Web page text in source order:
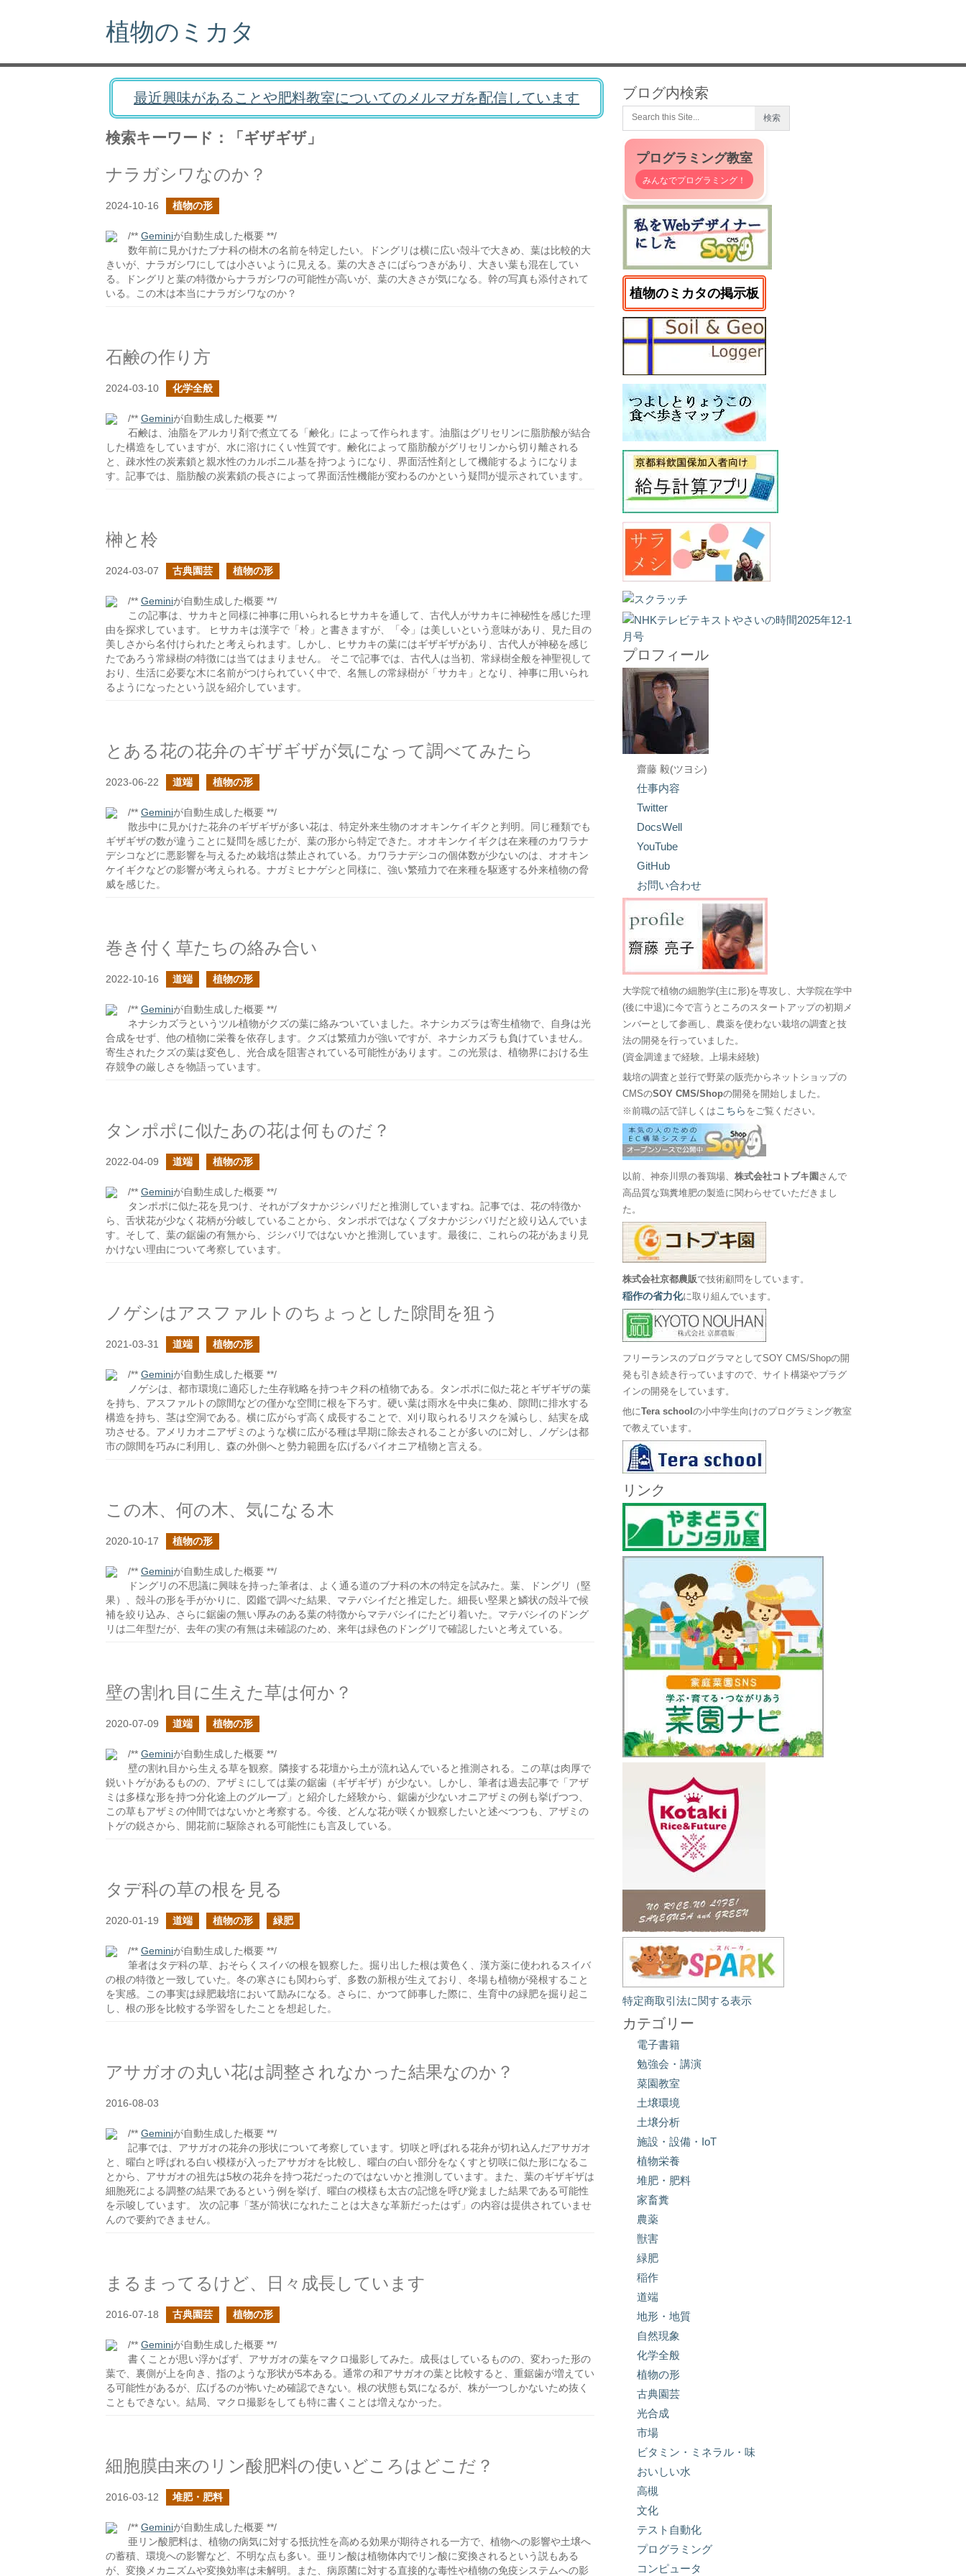
植物のミカタ
最近興味があることや肥料教室についてのメルマガを配信しています
検索キーワード：「ギザギザ」
ナラガシワなのか？
2024-10-16 植物の形
/** Geminiが自動生成した概要 **/
数年前に見かけたブナ科の樹木の名前を特定したい。ドングリは横に広い殻斗で大きめ、葉は比較的大
きいが、ナラガシワにしては小さいように見える。葉の大きさにばらつきがあり、大きい葉も混在してい
る。ドングリと葉の特徴からナラガシワの可能性が高いが、葉の大きさが気になる。幹の写真も添付されて
いる。この木は本当にナラガシワなのか？
石鹸の作り方
2024-03-10 化学全般
/** Geminiが自動生成した概要 **/
石鹸は、油脂をアルカリ剤で煮立てる「鹸化」によって作られます。油脂はグリセリンに脂肪酸が結合
した構造をしていますが、水に溶けにくい性質です。鹸化によって脂肪酸がグリセリンから切り離される
と、疎水性の炭素鎖と親水性のカルボニル基を持つようになり、界面活性剤として機能するようになりま
す。記事では、脂肪酸の炭素鎖の長さによって界面活性機能が変わるのかという疑問が提示されています。
榊と柃
2024-03-07 古典園芸 植物の形
/** Geminiが自動生成した概要 **/
この記事は、サカキと同様に神事に用いられるヒサカキを通して、古代人がサカキに神秘性を感じた理
由を探求しています。 ヒサカキは漢字で「柃」と書きますが、「令」は美しいという意味があり、見た目の
美しさから名付けられたと考えられます。しかし、ヒサカキの葉にはギザギザがあり、古代人が神秘を感じ
たであろう常緑樹の特徴には当てはまりません。 そこで記事では、古代人は当初、常緑樹全般を神聖視して
おり、生活に必要な木に名前がつけられていく中で、名無しの常緑樹が「サカキ」となり、神事に用いられ
るようになったという説を紹介しています。
とある花の花弁のギザギザが気になって調べてみたら
2023-06-22 道端 植物の形
/** Geminiが自動生成した概要 **/
散歩中に見かけた花弁のギザギザが多い花は、特定外来生物のオオキンケイギクと判明。同じ種類でも
ギザギザの数が違うことに疑問を感じたが、葉の形から特定できた。オオキンケイギクは在来種のカワラナ
デシコなどに悪影響を与えるため栽培は禁止されている。カワラナデシコの個体数が少ないのは、オオキン
ケイギクなどの影響が考えられる。ナガミヒナゲシと同様に、強い繁殖力で在来種を駆逐する外来植物の脅
威を感じた。
巻き付く草たちの絡み合い
2022-10-16 道端 植物の形
/** Geminiが自動生成した概要 **/
ネナシカズラというツル植物がクズの葉に絡みついていました。ネナシカズラは寄生植物で、自身は光
合成をせず、他の植物に栄養を依存します。クズは繁殖力が強いですが、ネナシカズラも負けていません。
寄生されたクズの葉は変色し、光合成を阻害されている可能性があります。この光景は、植物界における生
存競争の厳しさを物語っています。
タンポポに似たあの花は何ものだ？
2022-04-09 道端 植物の形
/** Geminiが自動生成した概要 **/
タンポポに似た花を見つけ、それがブタナかジシバリだと推測していますね。記事では、花の特徴か
ら、舌状花が少なく花柄が分岐していることから、タンポポではなくブタナかジシバリだと絞り込んでいま
す。そして、葉の鋸歯の有無から、ジシバリではないかと推測しています。最後に、これらの花があまり見
かけない理由について考察しています。
ノゲシはアスファルトのちょっとした隙間を狙う
2021-03-31 道端 植物の形
/** Geminiが自動生成した概要 **/
ノゲシは、都市環境に適応した生存戦略を持つキク科の植物である。タンポポに似た花とギザギザの葉
を持ち、アスファルトの隙間などの僅かな空間に根を下ろす。硬い葉は雨水を中央に集め、隙間に排水する
構造を持ち、茎は空洞である。横に広がらず高く成長することで、刈り取られるリスクを減らし、結実を成
功させる。アメリカオニアザミのような横に広がる種は早期に除去されることが多いのに対し、ノゲシは都
市の隙間を巧みに利用し、森の外側へと勢力範囲を広げるパイオニア植物と言える。
この木、何の木、気になる木
2020-10-17 植物の形
/** Geminiが自動生成した概要 **/
ドングリの不思議に興味を持った筆者は、よく通る道のブナ科の木の特定を試みた。葉、ドングリ（堅
果）、殻斗の形を手がかりに、図鑑で調べた結果、マテバシイだと推定した。細長い堅果と鱗状の殻斗で候
補を絞り込み、さらに鋸歯の無い厚みのある葉の特徴からマテバシイにたどり着いた。マテバシイのドング
リは二年型だが、去年の実の有無は未確認のため、来年は緑色のドングリで確認したいと考えている。
壁の割れ目に生えた草は何か？
2020-07-09 道端 植物の形
/** Geminiが自動生成した概要 **/
壁の割れ目から生える草を観察。隣接する花壇から土が流れ込んでいると推測される。この草は肉厚で
鋭いトゲがあるものの、アザミにしては葉の鋸歯（ギザギザ）が少ない。しかし、筆者は過去記事で「アザ
ミは多様な形を持つ分化途上のグループ」と紹介した経験から、鋸歯が少ないオニアザミの例も挙げつつ、
この草もアザミの仲間ではないかと考察する。今後、どんな花が咲くか観察したいと述べつつも、アザミの
トゲの鋭さから、開花前に駆除される可能性にも言及している。
タデ科の草の根を見る
2020-01-19 道端 植物の形 緑肥
/** Geminiが自動生成した概要 **/
筆者はタデ科の草、おそらくスイバの根を観察した。掘り出した根は黄色く、漢方薬に使われるスイバ
の根の特徴と一致していた。冬の寒さにも関わらず、多数の新根が生えており、冬場も植物が発根すること
を実感。この事実は緑肥栽培において励みになる。さらに、かつて師事した際に、生育中の緑肥を掘り起こ
し、根の形を比較する学習をしたことを想起した。
アサガオの丸い花は調整されなかった結果なのか？
2016-08-03
/** Geminiが自動生成した概要 **/
記事では、アサガオの花弁の形状について考察しています。切咲と呼ばれる花弁が切れ込んだアサガオ
と、曜白と呼ばれる白い模様が入ったアサガオを比較し、曜白の白い部分をなくすと切咲に似た形になるこ
とから、アサガオの祖先は5枚の花弁を持つ花だったのではないかと推測しています。また、葉のギザギザは
細胞死による調整の結果であるという例を挙げ、曜白の模様も太古の記憶を呼び覚ました結果である可能性
を示唆しています。 次の記事「茎が筒状になれたことは大きな革新だったはず」の内容は提供されていませ
んので要約できません。
まるまってるけど、日々成長しています
2016-07-18 古典園芸 植物の形
/** Geminiが自動生成した概要 **/
書くことが思い浮かばず、アサガオの葉をマクロ撮影してみた。成長はしているものの、変わった形の
葉で、裏側が上を向き、指のような形状が5本ある。通常の和アサガオの葉と比較すると、重鋸歯が増えてい
る可能性があるが、広げるのが怖いため確認できない。根の状態も気になるが、株が一つしかないため抜く
こともできない。結局、マクロ撮影をしても特に書くことは増えなかった。
細胞膜由来のリン酸肥料の使いどころはどこだ？
2016-03-12 堆肥・肥料
/** Geminiが自動生成した概要 **/
亜リン酸肥料は、植物の病気に対する抵抗性を高める効果が期待される一方で、植物への影響や土壌へ
の蓄積、環境への影響など、不明な点も多い。亜リン酸は植物体内でリン酸に変換されるという説もある
が、変換メカニズムや変換効率は未解明。また、病原菌に対する直接的な毒性や植物の免疫システムへの影
ブログ内検索
プログラミング教室
みんなでプログラミング！
植物のミカタの掲示板
プロフィール
齋藤 毅(ツヨシ)
仕事内容
Twitter
DocsWell
YouTube
GitHub
お問い合わせ
大学院で植物の細胞学(主に形)を専攻し、大学院在学中
(後に中退)に今で言うところのスタートアップの初期メ
ンバーとして参画し、農薬を使わない栽培の調査と技
法の開発を行っていました。
(資金調達まで経験。上場未経験)
栽培の調査と並行で野菜の販売からネットショップの
CMSのSOY CMS/Shopの開発を開始しました。
※前職の話で詳しくは こちら をご覧ください。
以前、神奈川県の養鶏場、株式会社コトブキ園 さんで
高品質な鶏糞堆肥の製造に関わらせていただきまし
た。
株式会社京都農販で技術顧問をしています。
稲作の省力化に取り組んでいます。
フリーランスのプログラマとしてSOY CMS/Shopの開
発も引き続き行っていますので、サイト構築やプラグ
インの開発をしています。
他にTera schoolの小中学生向けのプログラミング教室
で教えています。
リンク
特定商取引法に関する表示
カテゴリー
電子書籍
勉強会・講演
菜園教室
土壌環境
土壌分析
施設・設備・IoT
植物栄養
堆肥・肥料
家畜糞
農薬
獣害
緑肥
稲作
道端
地形・地質
自然現象
化学全般
植物の形
古典園芸
光合成
市場
ビタミン・ミネラル・味
おいしい水
高槻
文化
テスト自動化
プログラミング
コンピュータ